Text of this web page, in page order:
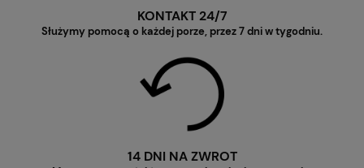
KONTAKT 24/7
Służymy pomocą o każdej porze, przez 7 dni w tygodniu.
14 DNI NA ZWROT